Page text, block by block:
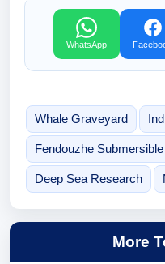
WhatsApp
Whale Graveyard
Fendouzhe Submersible
Deep Sea Research
More